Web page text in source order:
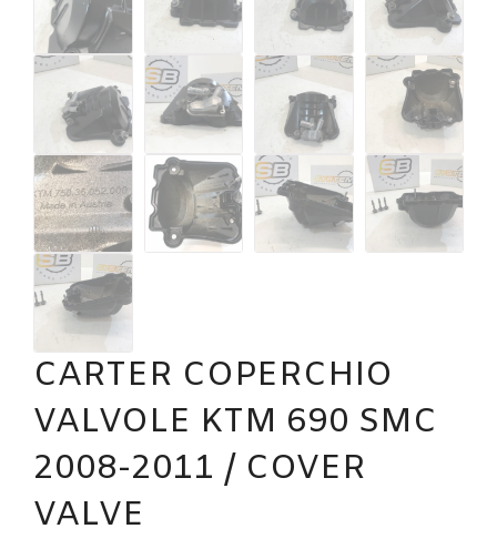
Contatti
CARTER COPERCHIO
VALVOLE KTM 690 SMC
2008-2011 / COVER
VALVE